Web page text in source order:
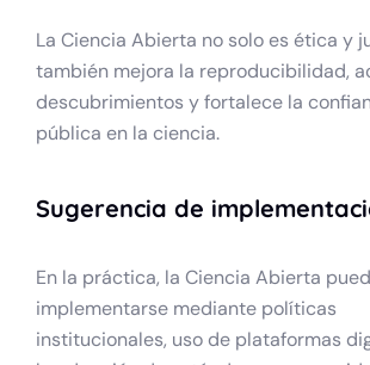
La Ciencia Abierta no solo es ética y
también mejora la reproducibilidad,
descubrimientos y fortalece la
pública en la ciencia.
Sugerencia de
En la práctica, la Ciencia Abierta
implementarse mediante políticas
institucionales, uso de plataformas